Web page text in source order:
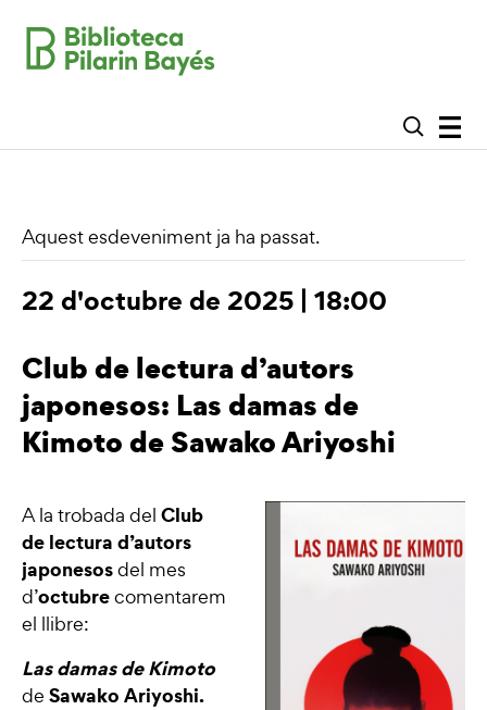
Aquest esdeveniment ja ha passat.
22 d'octubre de 2025 | 18:00
Club de lectura d’autors
japonesos: Las damas de
Kimoto de Sawako Ariyoshi
A la trobada del Club
de lectura d’autors
japonesosdel mes
d’octubrecomentarem
el llibre:
Las damas de Kimoto
de Sawako Ariyoshi.